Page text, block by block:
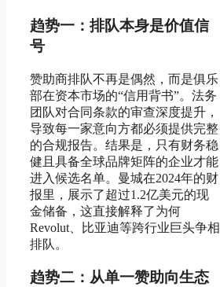
趋势一：排队本身是价值信
号
赞助商排队不再是偶然，而是俱乐
部在资本市场的“信用背书”。法务
团队对合同条款的审查深度提升，
导致每一家意向方都必须提供完整
的合规报告。结果是，只有财务稳
健且具备全球品牌矩阵的企业才能
进入候选名单。曼城在2024年的财
报里，展示了超过1.2亿美元的现
金储备，这直接解释了为何
Revolut、比亚迪等跨行业巨头争相
排队。
趋势二：从单一赞助向生态